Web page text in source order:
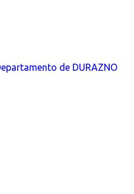
de DURAZNO